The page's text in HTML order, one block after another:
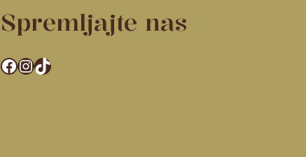
Spremljajte nas
Facebook
Instagram
TikTok